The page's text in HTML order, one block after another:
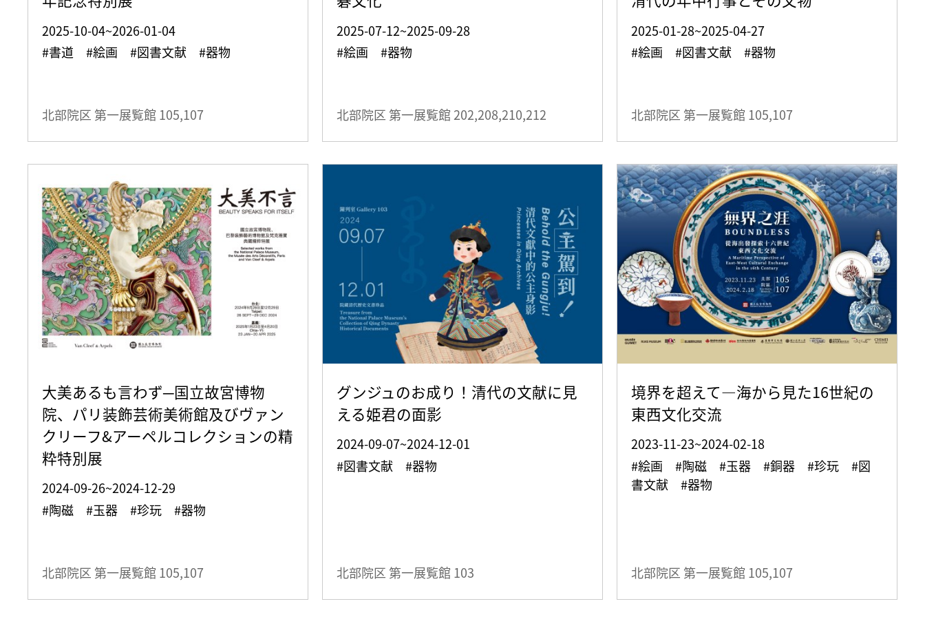
2025-10-04~2026-01-04
#書道 #絵画 #図書文献 #器物
北部院区 第一展覧館 105,107
2025-07-12~2025-09-28
#絵画 #器物
北部院区 第一展覧館202,208,210,212
2025-01-28~2025-04-27
#絵画 #図書文献 #器物
北部院区 第一展覧館 105,107
大美あるも言わず─国立故宮博物
院、パリ装飾芸術美術館及びヴァン
クリーフ&アーペルコレクションの精
粋特別展
2024-09-26~2024-12-29
#陶磁 #玉器 #珍玩 #器物
北部院区 第一展覧館 105,107
グンジュのお成り！清代の文献に見
える姫君の面影
2024-09-07~2024-12-01
#図書文献 #器物
北部院区 第一展覧館 103
境界を超えて—海から見た16世紀の
東西文化交流
2023-11-23~2024-02-18
#絵画 #陶磁 #玉器 #銅器 #珍玩 #図
書文献 #器物
北部院区 第一展覧館 105,107